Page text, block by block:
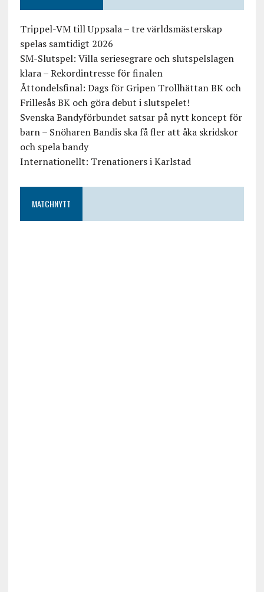
Trippel-VM till Uppsala – tre världsmästerskap
spelas samtidigt 2026
SM-Slutspel: Villa seriesegrare och slutspelslagen
klara – Rekordintresse för finalen
Åttondelsfinal: Dags för Gripen Trollhättan BK och
Frillesås BK och göra debut i slutspelet!
Svenska Bandyförbundet satsar på nytt koncept för
barn – Snöharen Bandis ska få fler att åka skridskor
och spela bandy
Internationellt: Trenationers i Karlstad
MATCHNYTT